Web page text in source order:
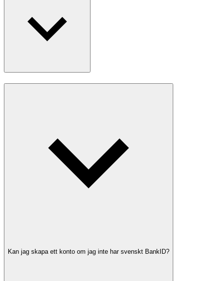
Kan jag skapa ett konto om jag inte har svenskt BankID?